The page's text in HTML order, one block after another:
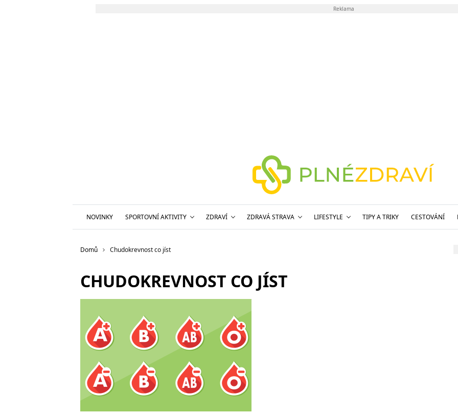
Reklama
NOVINKY SPORTOVNÍ AKTIVITY ZDRAVÍ ZDRAVÁ STRAVA LIFESTYLE TIPY A TRIKY CESTOVÁNÍ
Domů Chudokrevnost co jíst
CHUDOKREVNOST CO JÍST